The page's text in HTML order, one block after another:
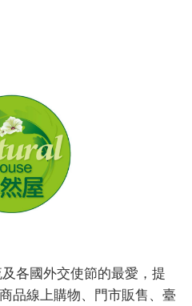
各國外交使節的最愛，提
品線上購物、門市販售、臺